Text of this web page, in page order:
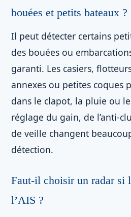
bouées et petits bateaux ?
Il peut détecter certains
des bouées ou
garanti. Les casiers,
annexes ou petites coques
dans le clapot, la pluie ou
réglage du gain, de l’anti-
de veille changent
détection.
Faut-il choisir un radar si
l’AIS ?